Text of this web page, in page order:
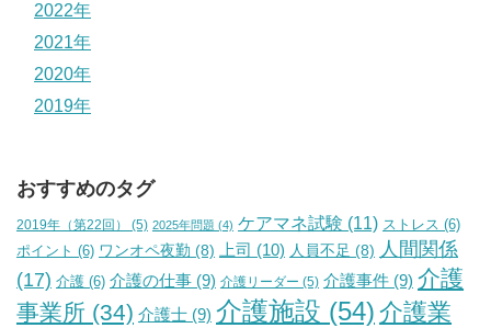
2022年
2021年
2020年
2019年
おすすめのタグ
2019年（第22回） (5) 2025年問題 (4) ケアマネ試験 (11) ストレス (6)
ポイント (6) ワンオペ夜勤 (8) 上司 (10) 人員不足 (8) 人間関係
(17) 介護 (6) 介護の仕事 (9) 介護リーダー (5) 介護事件 (9) 介護
事業所 (34) 介護士 (9) 介護施設 (54) 介護業